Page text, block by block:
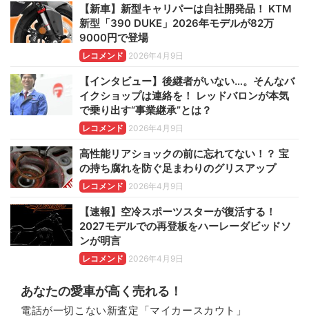
【新車】新型キャリパーは自社開発品！ KTM
新型「390 DUKE」2026年モデルが82万
9000円で登場
レコメンド 2026年4月9日
【インタビュー】後継者がいない…。そんなバ
イクショップは連絡を！ レッドバロンが本気
で乗り出す“事業継承”とは？
レコメンド 2026年4月9日
高性能リアショックの前に忘れてない！？ 宝
の持ち腐れを防ぐ足まわりのグリスアップ
レコメンド 2026年4月9日
【速報】空冷スポーツスターが復活する！
2027モデルでの再登板をハーレーダビッドソ
ンが明言
レコメンド 2026年4月9日
あなたの愛車が高く売れる！
電話が一切こない新査定「マイカースカウト」